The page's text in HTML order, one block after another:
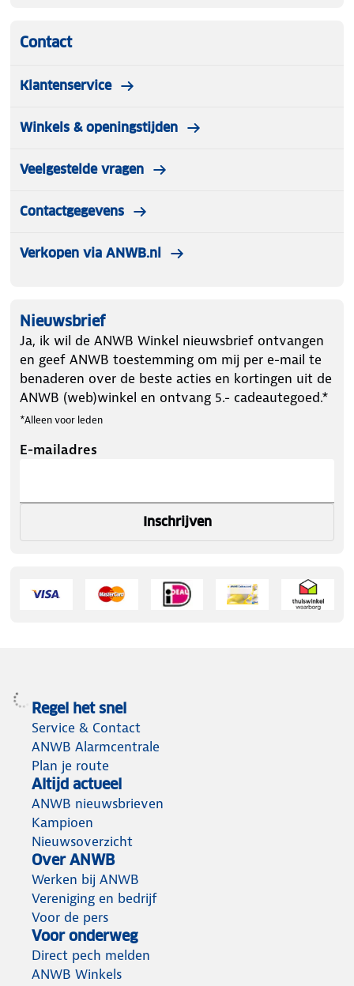
Contact
Klantenservice
Winkels & openingstijden
Veelgestelde vragen
Contactgegevens
Verkopen via ANWB.nl
Nieuwsbrief
Ja, ik wil de ANWB Winkel nieuwsbrief ontvangen
en geef ANWB toestemming om mij per e-mail te
benaderen over de beste acties en kortingen uit de
ANWB (web)winkel en ontvang 5.- cadeautegoed.*
*Alleen voor leden
E-mailadres
Inschrijven
Regel het snel
Service & Contact
ANWB Alarmcentrale
Plan je route
Altijd actueel
ANWB nieuwsbrieven
Kampioen
Nieuwsoverzicht
Over ANWB
Werken bij ANWB
Vereniging en bedrijf
Voor de pers
Voor onderweg
Direct pech melden
ANWB Winkels